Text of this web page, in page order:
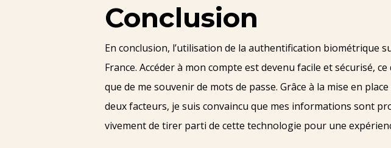
Conclusion
En conclusion, l’utilisation de la authentification biométrique
France. Accéder à mon compte est devenu facile et sécurisé,
que de me souvenir de mots de passe. Grâce à la mise en
deux facteurs, je suis convaincu que mes informations sont
vivement de tirer parti de cette technologie pour une